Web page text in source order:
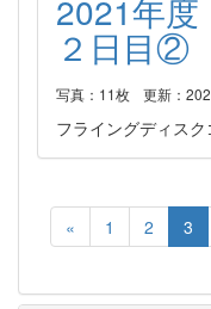
2021年
２日目②
写真：11枚 更新：
フライングディス
« 1 2 3